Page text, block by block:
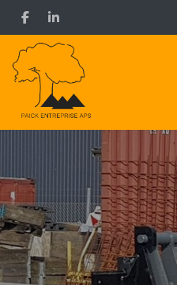
hovedindhold